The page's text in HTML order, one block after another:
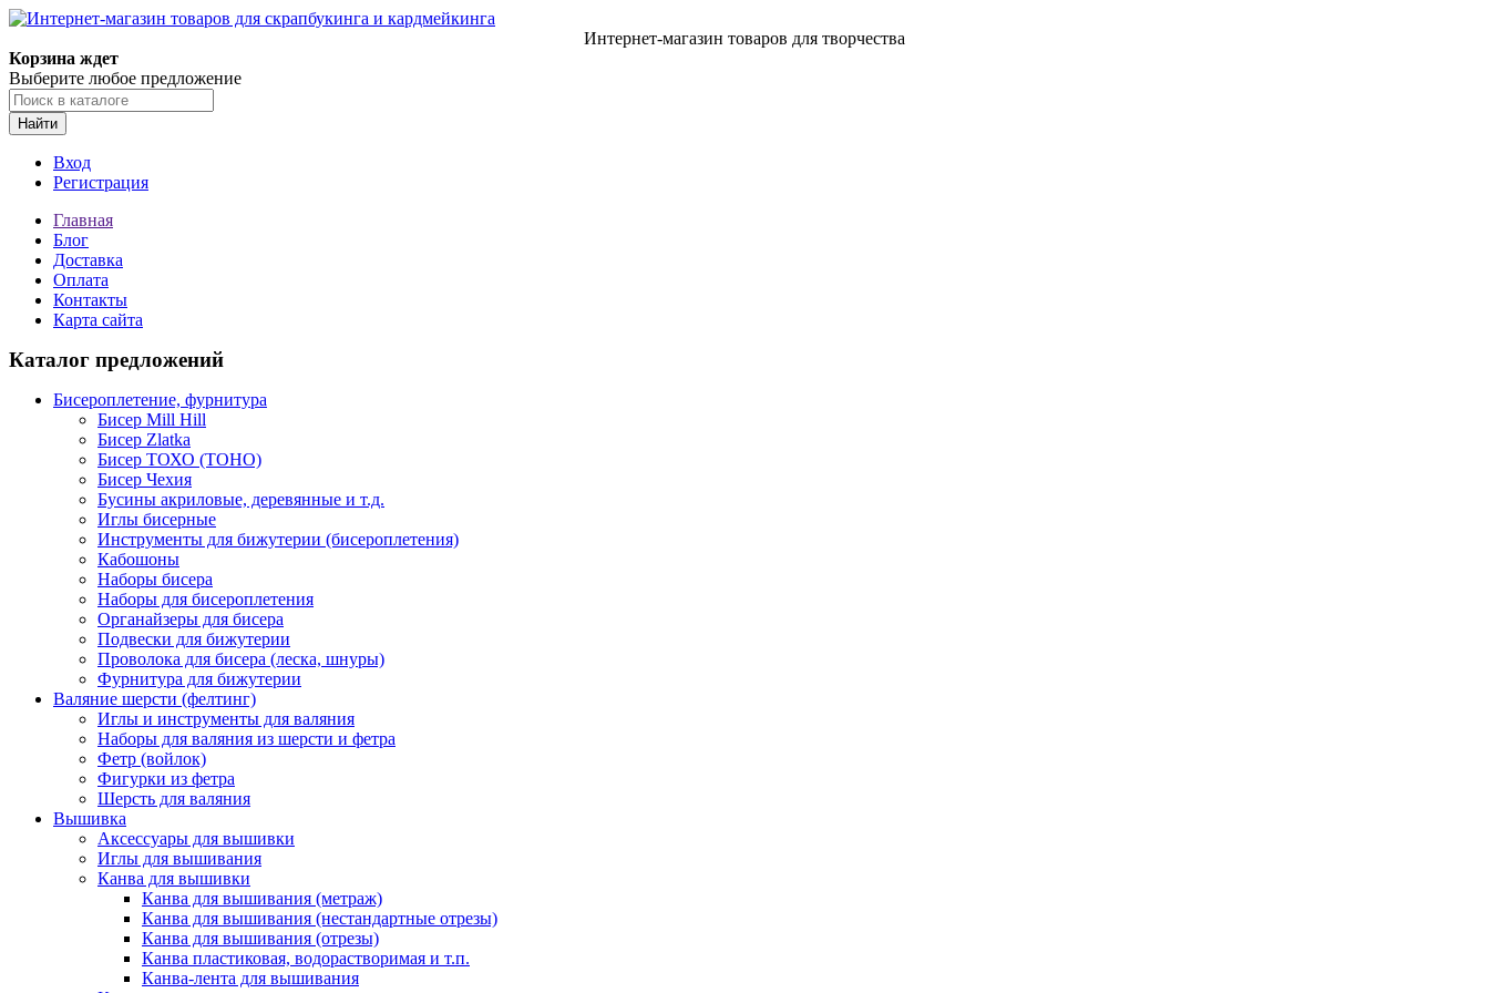
Интернет-магазин товаров для творчества
Корзина ждет
Выберите любое предложение
Найти
Вход
Регистрация
Главная
Блог
Доставка
Оплата
Контакты
Карта сайта
Каталог предложений
Бисероплетение, фурнитура
Бисер Mill Hill
Бисер Zlatka
Бисер ТОХО (TOHO)
Бисер Чехия
Бусины акриловые, деревянные и т.д.
Иглы бисерные
Инструменты для бижутерии (бисероплетения)
Кабошоны
Наборы бисера
Наборы для бисероплетения
Органайзеры для бисера
Подвески для бижутерии
Проволока для бисера (леска, шнуры)
Фурнитура для бижутерии
Валяние шерсти (фелтинг)
Иглы и инструменты для валяния
Наборы для валяния из шерсти и фетра
Фетр (войлок)
Фигурки из фетра
Шерсть для валяния
Вышивка
Аксессуары для вышивки
Иглы для вышивания
Канва для вышивки
Канва для вышивания (метраж)
Канва для вышивания (нестандартные отрезы)
Канва для вышивания (отрезы)
Канва пластиковая, водорастворимая и т.п.
Канва-лента для вышивания